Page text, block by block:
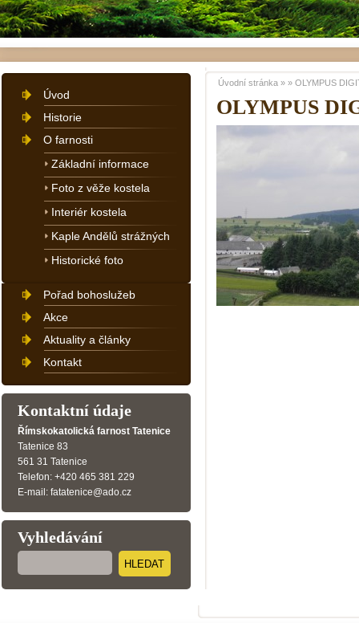
OLYMPUS
Úvodní stránka » » OLYMPUS
Úvod
Historie
O farnosti
Základní informace
Foto z věže kostela
Interiér kostela
Kaple Andělů strážných
Historické foto
Pořad bohoslužeb
Akce
Aktuality a články
Kontakt
Kontaktní údaje
Římskokatolická farnost Tatenice
Tatenice 83
561 31 Tatenice
Telefon: +420 465 381 229
E-mail: fatatenice@ado.cz
Vyhledávání
HLEDAT